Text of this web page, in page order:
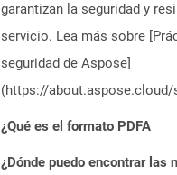
garantizan la seguridad y
servicio. Lea más sobre
seguridad de Aspose]
(https://about.aspose.cloud/
¿Qué es el formato PDFA
¿Dónde puedo encontrar las